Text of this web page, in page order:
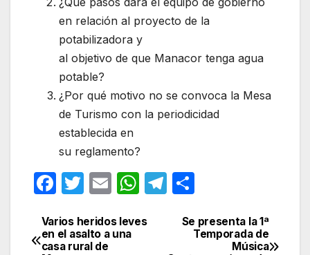
en relación al proyecto de la
potabilizadora y
al objetivo de que Manacor tenga agua
potable?
¿Por qué motivo no se convoca la Mesa
de Turismo con la periodicidad
establecida en
su reglamento?
F
c
e
T
itt
er
E
ail
W
at
T
gr
m
p
Navegación
Se presenta la 1ª
Temporada de
Música
Varios heridos leves
en el asalto a una
casa rural de